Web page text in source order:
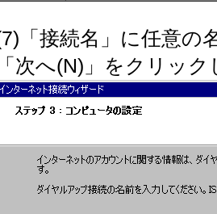
「接続名」に任意の
「次へ(N)」をクリッ